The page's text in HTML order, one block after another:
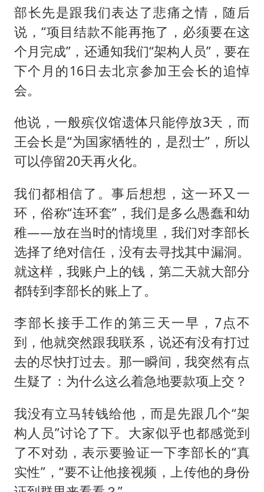
部长先是跟我们表达了悲痛之情，随后
说，“项目结款不能再拖了，必须要在这
个月完成”，还通知我们“架构人员”，要在
下个月的16日去北京参加王会长的追悼
会。
他说，一般殡仪馆遗体只能停放3天，而
王会长是“为国家牺牲的，是烈士”，所以
可以停留20天再火化。
我们都相信了。事后想想，这一环又一
环，俗称“连环套”，我们是多么愚蠢和幼
稚——放在当时的情境里，我们对李部长
选择了绝对信任，没有去寻找其中漏洞。
就这样，我账户上的钱，第二天就大部分
都转到李部长的账上了。
李部长接手工作的第三天一早，7点不
到，他就突然跟我联系，说还有没有打过
去的尽快打过去。那一瞬间，我突然有点
生疑了：为什么这么着急地要款项上交？
我没有立马转钱给他，而是先跟几个“架
构人员”讨论了下。大家似乎也都感觉到
了不对劲，表示要验证一下李部长的“真
实性”，“要不让他接视频，上传他的身份